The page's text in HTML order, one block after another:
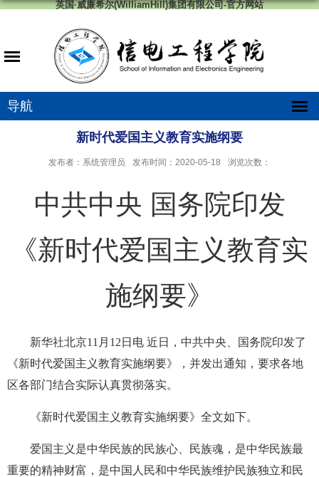
英国·威廉希尔(WilliamHill)集团有限公司-官方网站
导航
新时代爱国主义教育实施纲要
发布者：系统管理员 发布时间：2020-05-18 浏览次数：
中共中央 国务院印发
《新时代爱国主义教育实
施纲要》
新华社北京11 月 12 日电 近日，中共中央、国务院印发了
《新时代爱国主义教育实施纲要》，并发出通知，要求各地
区各部门结合实际认真贯彻落实。
《新时代爱国主义教育实施纲要》全文如下。
爱国主义是中华民族的民族心、民族魂，是中华民族最
重要的精神财富，是中国人民和中华民族维护民族独立和民